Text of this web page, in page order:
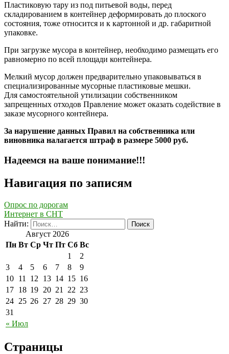
Пластиковую тару из под питьевой воды, перед
складированием в контейнер деформировать до плоского
состояния, тоже относится и к картонной и др. габаритной
упаковке.
При загрузке мусора в контейнер, необходимо размещать его
равномерно по всей площади контейнера.
Мелкий мусор должен предварительно упаковываться в
специализированные мусорные пластиковые мешки.
Для самостоятельной утилизации собственником
запрещенных отходов Правление может оказать содействие в
заказе мусорного контейнера.
За нарушение данных Правил на собственника или
виновника налагается штраф в размере 5000 руб.
Надеемся на ваше понимание!!!
Навигация по записям
Опрос по дорогам
Интернет в СНТ
Найти:
Август 2026
Пн Вт Ср Чт Пт Сб Вс
« Июл
1
2
3
4 5 6 7 8
9
10 11 12 13 14 15 16
17 18 19 20 21 22 23
24 25 26 27 28 29 30
31
Страницы